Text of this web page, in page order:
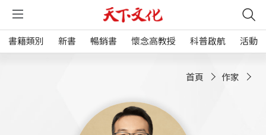
書籍類別 新書 暢銷書 懷念高教授 科普啟航 活動
首頁 作家